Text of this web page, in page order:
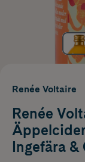
Renée Voltaire
Renée
Ingefära &